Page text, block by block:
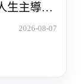
生主導權
2026-08-07